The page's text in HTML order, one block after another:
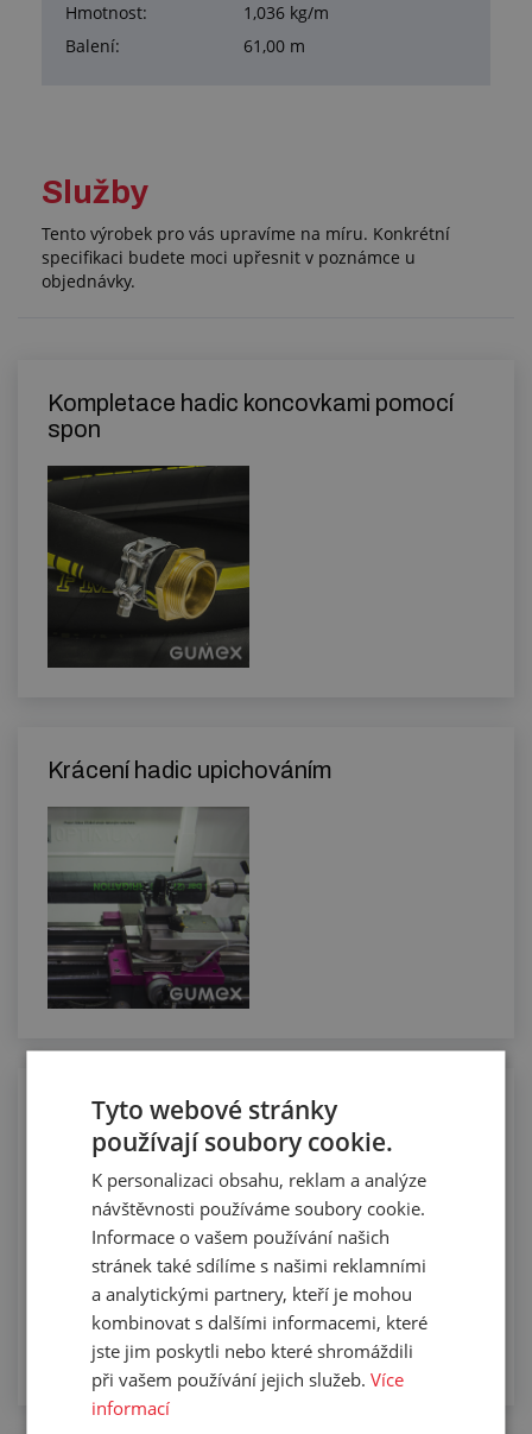
Hmotnost:
1,036 kg/m
Balení:
61,00 m
Služby
Tento výrobek pro vás upravíme na míru. Konkrétní
specifikaci budete moci upřesnit v poznámce u
objednávky.
Kompletace hadic koncovkami pomocí
spon
Krácení hadic upichováním
Manuální řezání hadic na požadovanou
délku
Tyto webové stránky
používají soubory cookie.
K personalizaci obsahu, reklam a analýze
návštěvnosti používáme soubory cookie.
Informace o vašem používání našich
stránek také sdílíme s našimi reklamními
a analytickými partnery, kteří je mohou
kombinovat s dalšími informacemi, které
jste jim poskytli nebo které shromáždili
při vašem používání jejich služeb.Více
informací